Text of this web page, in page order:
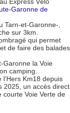
Garonne de
Tarn-et-Garonne-,
sur 3km.
qui permet
de faire des balades
Garonne la Voie
camping.
Km18 depuis
2025, un accès direct
courte Voie Verte de